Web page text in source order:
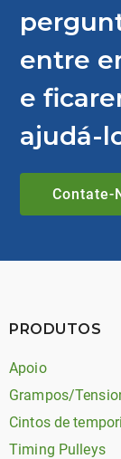
entre
e
ajudá-
Contate-
PRODUTOS
Apoio
Grampos/
Cintos de
Timing Pulleys